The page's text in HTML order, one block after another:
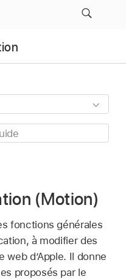
(Motion)
fonctions générales
à modifier des
web d’Apple. Il donne
proposés par le